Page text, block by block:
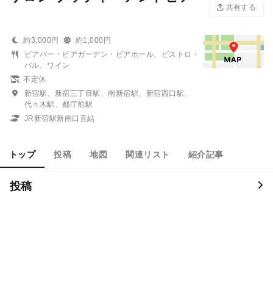
共有する
約3,000円
約1,000円
ビアバー・ビアガーデン・ビアホール、ビストロ・
バル、ワイン
不定休
新宿駅、新宿三丁目駅、南新宿駅、新宿西口駅、
代々木駅、都庁前駅
JR新宿駅新南口直結
トップ 投稿 地図 関連リスト 紹介記事
投稿